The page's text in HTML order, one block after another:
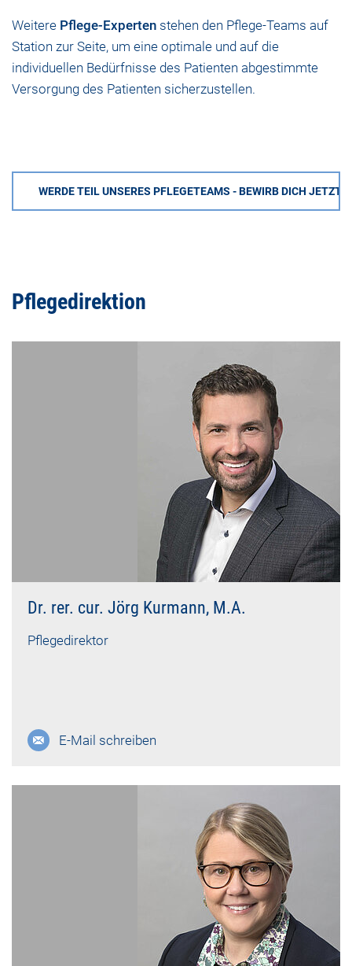
Weitere Pflege-Experten stehen den Pflege-Teams auf
Station zur Seite, um eine optimale und auf die
individuellen Bedürfnisse des Patienten abgestimmte
Versorgung des Patienten sicherzustellen.
WERDE TEIL UNSERES PFLEGETEAMS - BEWIRB DICH JETZT!
Pflegedirektion
Dr. rer. cur. Jörg Kurmann, M.A.
Pflegedirektor
E-Mail schreiben